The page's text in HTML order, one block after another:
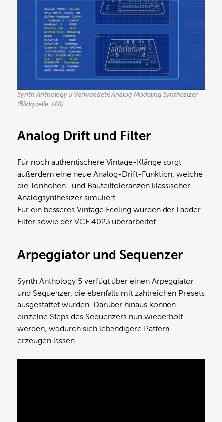
Synth Anthology 5 Verwendete Analog Modeling Synthesizer
(Bildquelle: UVI)
Analog Drift und Filter
Für noch authentischere Vintage-Klänge sorgt
außerdem eine neue Analog-Drift-Funktion, welche
die Tonhöhen- und Bauteiltoleranzen klassischer
Analogsynthesizer simuliert.
Für ein besseres Vintage Feeling wurden der Ladder
Filter sowie der VCF 4023 überarbeitet.
Arpeggiator und Sequenzer
Synth Anthology 5 verfügt über einen Arpeggiator
und Sequenzer, die ebenfalls mit zahlreichen Presets
ausgestattet wurden. Darüber hinaus können
einzelne Steps des Sequenzers nun wiederholt
werden, wodurch sich lebendigere Pattern
erzeugen lassen.